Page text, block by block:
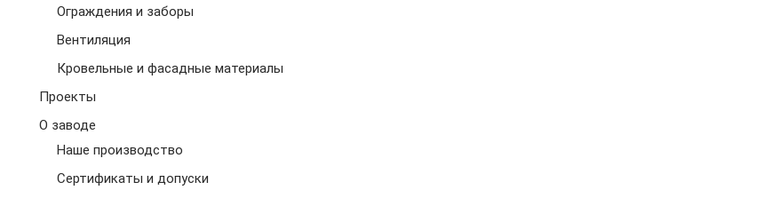
Ограждения и заборы
Вентиляция
Кровельные и фасадные материалы
Проекты
О заводе
Наше производство
Сертификаты и допуски